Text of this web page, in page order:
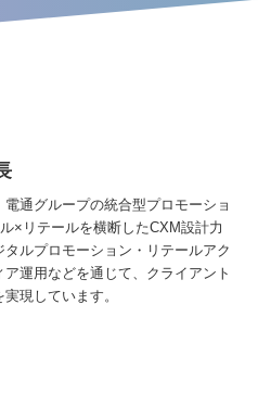
通グループの統合型プロモーショ
×リテールを横断したCXM設計力
ルプロモーション・リテールアク
運用などを通じて、クライアント
現しています。